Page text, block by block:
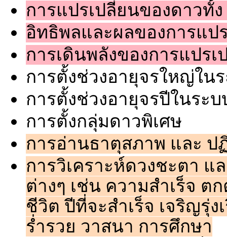
การแปรเปลี่ยนของดาวทั้ง
อิทธิพลและผลของการแป
การเดินพลังของการแปร
การตั้งช่วงอายุจรใหญ่ใน
การตั้งช่วงอายุจรปีในระ
การตั้งกลุ่มดาวพิเศษ
การอ่านธาตุสภาพ และ ป
การวิเคราะห์ดวงชะตา แ
ต่างๆ เช่น ความสำเร็จ
ชีวิต ปีที่จะสำเร็จ เจริญรุ่
ร่ำรวย วาสนา การศึกษา